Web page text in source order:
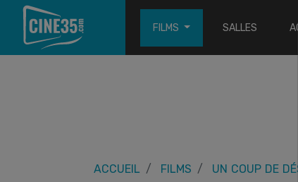
FILMS SALLES
ACCUEIL FILMS UN COUP DE DÉS